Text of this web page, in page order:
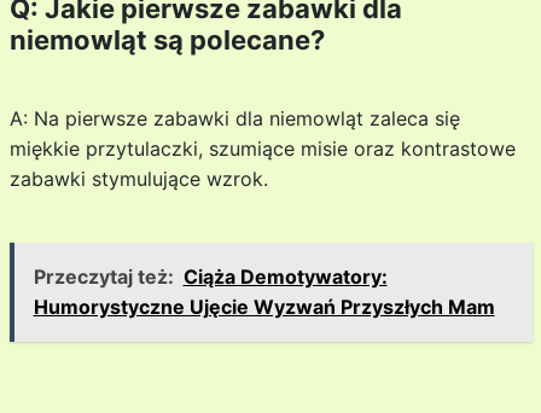
Q: Jakie pierwsze zabawki dla
niemowląt są polecane?
A: Na pierwsze zabawki dla niemowląt zaleca się
miękkie przytulaczki, szumiące misie oraz kontrastowe
zabawki stymulujące wzrok.
Przeczytaj też: Ciąża Demotywatory:
Humorystyczne Ujęcie Wyzwań Przyszłych Mam